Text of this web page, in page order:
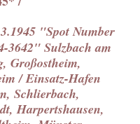
"Spot Number
3642" Sulzbach am
Großostheim,
/ Einsatz-Hafen
Schlierbach,
Harpertshausen,